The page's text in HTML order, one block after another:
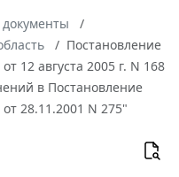
Постановление
12 августа 2005 г. N 168
в Постановление
от 28.11.2001 N 275"